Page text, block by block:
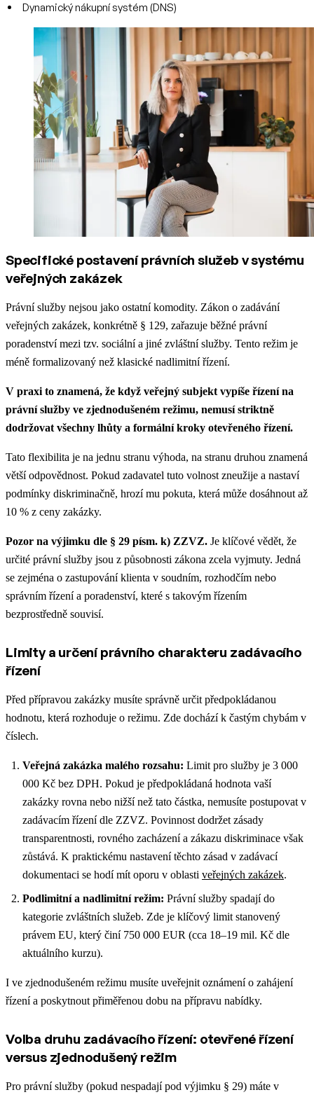
Dynamický nákupní systém (DNS)
Specifické postavení právních služeb v systému
veřejných zakázek
Právní služby nejsou jako ostatní komodity. Zákon o zadávání
veřejných zakázek, konkrétně § 129, zařazuje běžné právní
poradenství mezi tzv. sociální a jiné zvláštní služby. Tento režim je
méně formalizovaný než klasické nadlimitní řízení.
V praxi to znamená, že když veřejný subjekt vypíše řízení na
právní služby ve zjednodušeném režimu, nemusí striktně
dodržovat všechny lhůty a formální kroky otevřeného řízení.
Tato flexibilita je na jednu stranu výhoda, na stranu druhou znamená
větší odpovědnost. Pokud zadavatel tuto volnost zneužije a nastaví
podmínky diskriminačně, hrozí mu pokuta, která může dosáhnout až
10 % z ceny zakázky.
Pozor na výjimku dle § 29 písm. k) ZZVZ. Je klíčové vědět, že
určité právní služby jsou z působnosti zákona zcela vyjmuty. Jedná
se zejména o zastupování klienta v soudním, rozhodčím nebo
správním řízení a poradenství, které s takovým řízením
bezprostředně souvisí.
Limity a určení právního charakteru zadávacího
řízení
Před přípravou zakázky musíte správně určit předpokládanou
hodnotu, která rozhoduje o režimu. Zde dochází k častým chybám v
číslech.
Veřejná zakázka malého rozsahu: Limit pro služby je 3 000
000 Kč bez DPH. Pokud je předpokládaná hodnota vaší
zakázky rovna nebo nižší než tato částka, nemusíte postupovat v
zadávacím řízení dle ZZVZ. Povinnost dodržet zásady
transparentnosti, rovného zacházení a zákazu diskriminace však
zůstává. K praktickému nastavení těchto zásad v zadávací
dokumentaci se hodí mít oporu v oblasti veřejných zakázek.
Podlimitní a nadlimitní režim: Právní služby spadají do
kategorie zvláštních služeb. Zde je klíčový limit stanovený
právem EU, který činí 750 000 EUR (cca 18–19 mil. Kč dle
aktuálního kurzu).
I ve zjednodušeném režimu musíte uveřejnit oznámení o zahájení
řízení a poskytnout přiměřenou dobu na přípravu nabídky.
Volba druhu zadávacího řízení: otevřené řízení
versus zjednodušený režim
Pro právní služby (pokud nespadají pod výjimku § 29) máte v